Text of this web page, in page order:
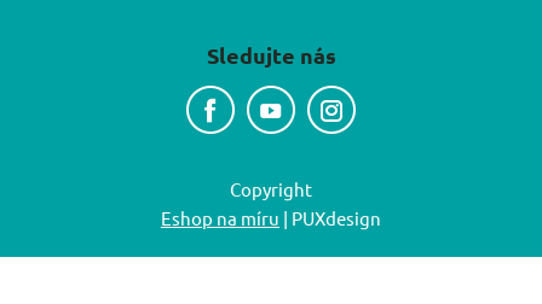
Sledujte nás
Copyright
Eshop na míru | PUXdesign